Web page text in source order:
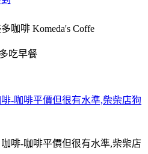
吃早餐
-咖啡平價但很有水準,柴柴店狗